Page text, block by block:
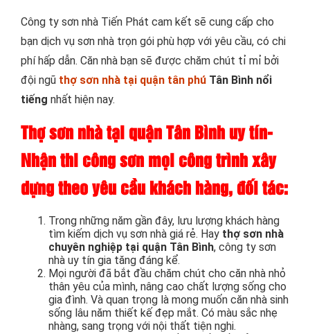
Công ty sơn nhà Tiến Phát cam kết sẽ cung cấp cho
bạn dịch vụ sơn nhà trọn gói phù hợp với yêu cầu, có chi
phí hấp dẫn. Căn nhà bạn sẽ được chăm chút tỉ mỉ bởi
đội ngũ thợ sơn nhà tại quận tân phú Tân Bình nổi
tiếng nhất hiện nay.
Thợ sơn nhà tại quận Tân Bình uy tín-
Nhận thi công sơn mọi công trình xây
dựng theo yêu cầu khách hàng, đối tác:
Trong những năm gần đây, lưu lượng khách hàng
tìm kiếm dịch vụ sơn nhà giá rẻ. Hay thợ sơn nhà
chuyên nghiệp tại quận Tân Bình, công ty sơn
nhà uy tín gia tăng đáng kể.
Mọi người đã bắt đầu chăm chút cho căn nhà nhỏ
thân yêu của mình, nâng cao chất lượng sống cho
gia đình. Và quan trọng là mong muốn căn nhà sinh
sống lâu năm thiết kế đẹp mắt. Có màu sắc nhẹ
nhàng, sang trọng với nội thất tiện nghi.